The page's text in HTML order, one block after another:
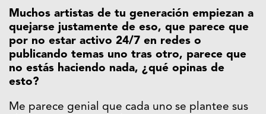
Muchos artistas de tu generación empiezan a
quejarse justamente de eso, que parece que
por no estar activo 24/7 en redes o
publicando temas uno tras otro, parece que
no estás haciendo nada, ¿qué opinas de
esto?
Me parece genial que cada uno se plantee sus